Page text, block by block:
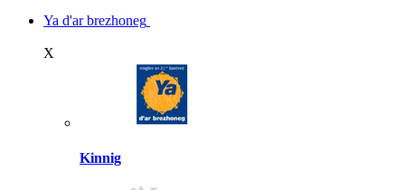
Ya d'ar brezhoneg
X
Kinnig